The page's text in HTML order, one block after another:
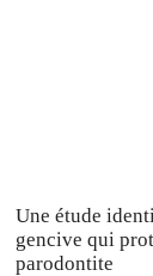
Une étude
gencive qui
parodontite